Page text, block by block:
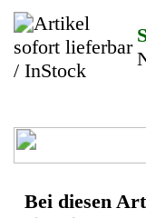
PC Computer
Computer auch defekt zur
Ersatzteilegewinnung anbieten
Sie den PC Computer Name